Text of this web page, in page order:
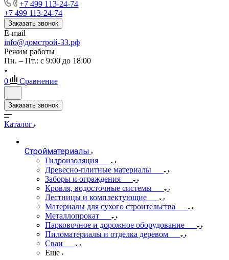
+7 499 113-24-74
+7 499 113-24-74
Заказать звонок
E-mail
info@домстрой-33.рф
Режим работы
Пн. – Пт.: с 9:00 до 18:00
0 Сравнение
Заказать звонок
Каталог
Стройматериалы
Гидроизоляция
Древесно-плитные материалы
Заборы и ограждения
Кровля, водосточные системы
Лестницы и комплектующие
Материалы для сухого строительства
Металлопрокат
Парковочное и дорожное оборудование
Пиломатериалы и отделка деревом
Сваи
Еще